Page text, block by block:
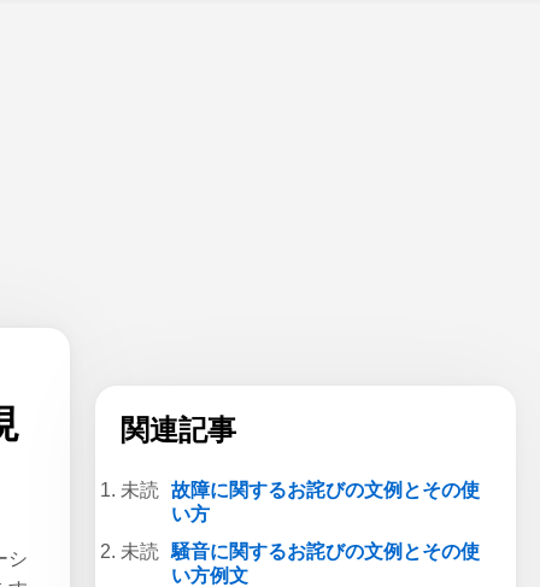
シ
関連記事
故障に関するお詫びの文例とその使
い方
騒音に関するお詫びの文例とその使
い方例文